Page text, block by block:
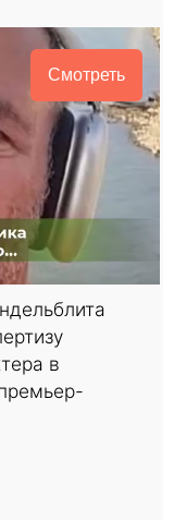
Смотреть
в